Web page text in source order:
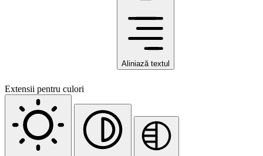
Aliniază textul
Extensii pentru culori